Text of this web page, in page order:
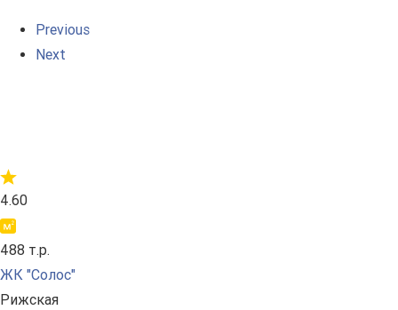
Previous
Next
4.60
488 т.р.
ЖК "Солос"
Рижская